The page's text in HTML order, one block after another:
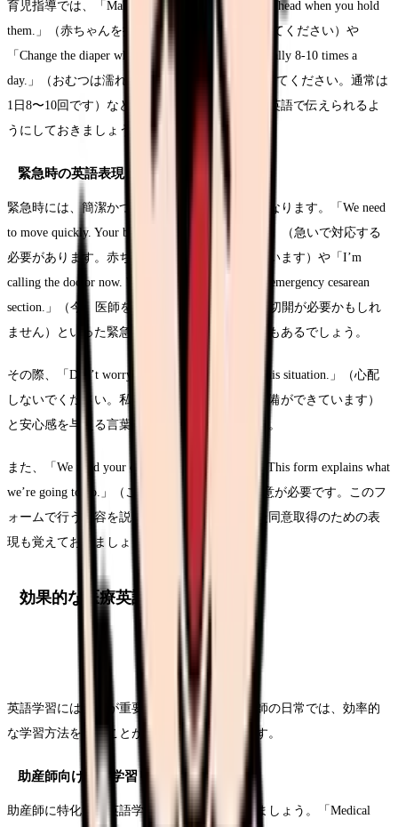
育児指導では、「Make sure to support your baby’s head when you hold
them.」（赤ちゃんを抱くときは、必ず頭を支えてください）や
「Change the diaper whenever it’s wet or soiled, usually 8-10 times a
day.」（おむつは濡れたり汚れたりしたら交換してください。通常は
1日8〜10回です）などの基本的なアドバイスを英語で伝えられるよ
うにしておきましょう。
緊急時の英語表現
緊急時には、簡潔かつ明確な英語表現が重要になります。「We need
to move quickly. Your baby’s heart rate is dropping.」（急いで対応する
必要があります。赤ちゃんの心拍数が下がっています）や「I’m
calling the doctor now. We may need to perform an emergency cesarean
section.」（今、医師を呼んでいます。緊急帝王切開が必要かもしれ
ません）といった緊急事態の説明が必要な場面もあるでしょう。
その際、「Don’t worry, we’re well-prepared for this situation.」（心配
しないでください。私たちはこの状況に十分準備ができています）
と安心感を与える言葉も添えることが大切です。
また、「We need your consent for this procedure. This form explains what
we’re going to do.」（この処置にはあなたの同意が必要です。このフ
ォームで行う内容を説明しています）といった同意取得のための表
現も覚えておきましょう。
効果的な医療英語の学習法
英語学習には継続が重要ですが、忙しい助産師の日常では、効率的
な学習方法を選ぶことが成功への鍵となります。
助産師向け英語学習リソース
助産師に特化した英語学習リソースを活用しましょう。「Medical